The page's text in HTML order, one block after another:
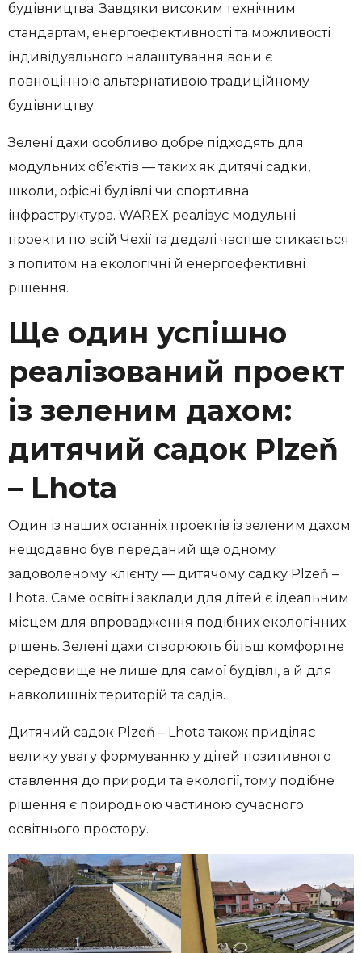
будівництва. Завдяки високим технічним
стандартам, енергоефективності та можливості
індивідуального налаштування вони є
повноцінною альтернативою традиційному
будівництву.
Зелені дахи особливо добре підходять для
модульних об’єктів — таких як дитячі садки,
школи, офісні будівлі чи спортивна
інфраструктура. WAREX реалізує модульні
проекти по всій Чехії та дедалі частіше стикається
з попитом на екологічні й енергоефективні
рішення.
Ще один успішно
реалізований проект
із зеленим дахом:
дитячий садок Plzeň
– Lhota
Один із наших останніх проектів із зеленим дахом
нещодавно був переданий ще одному
задоволеному клієнту — дитячому садку Plzeň –
Lhota. Саме освітні заклади для дітей є ідеальним
місцем для впровадження подібних екологічних
рішень. Зелені дахи створюють більш комфортне
середовище не лише для самої будівлі, а й для
навколишніх територій та садів.
Дитячий садок Plzeň – Lhota також приділяє
велику увагу формуванню у дітей позитивного
ставлення до природи та екології, тому подібне
рішення є природною частиною сучасного
освітнього простору.